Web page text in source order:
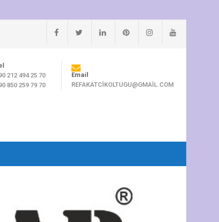
212 494 25 70
850 259 79 70
Email
REFAKATCIKOLTUGU@GMAIL.COM